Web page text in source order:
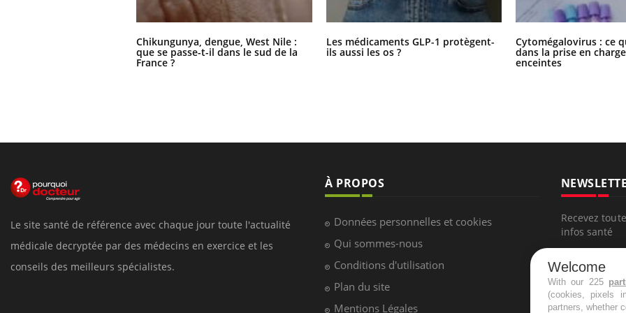
Chikungunya, dengue, West Nile :
que se passe-t-il dans le sud de la
France ?
Les médicaments GLP-1 protègent-
ils aussi les os ?
Cytomégalovirus : ce
dans la prise en
enceintes
Le site santé de référence avec chaque jour toute l'actualité
médicale decryptée par des médecins en exercice et les
conseils des meilleurs spécialistes.
À PROPOS
Données personnelles et cookies
Qui sommes-nous
Conditions d'utilisation
Plan du site
Mentions Légales
Recevez
infos santé
Welcome
With our 225
(cookies, pixels
partners, whether